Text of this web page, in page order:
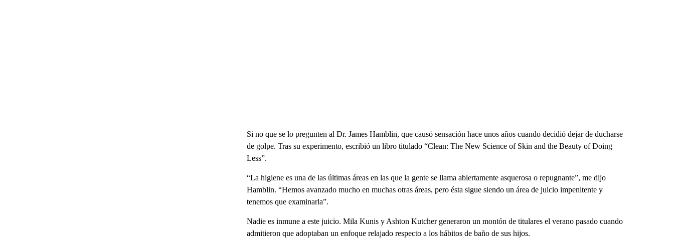
Si no que se lo pregunten al Dr. James Hamblin, que causó sensación hace unos años cuando decidió dejar de ducharse
de golpe. Tras su experimento, escribió un libro titulado “Clean: The New Science of Skin and the Beauty of Doing
Less”.
“La higiene es una de las últimas áreas en las que la gente se llama abiertamente asquerosa o repugnante”, me dijo
Hamblin. “Hemos avanzado mucho en muchas otras áreas, pero ésta sigue siendo un área de juicio impenitente y
tenemos que examinarla”.
Nadie es inmune a este juicio. Mila Kunis y Ashton Kutcher generaron un montón de titulares el verano pasado cuando
admitieron que adoptaban un enfoque relajado respecto a los hábitos de baño de sus hijos.